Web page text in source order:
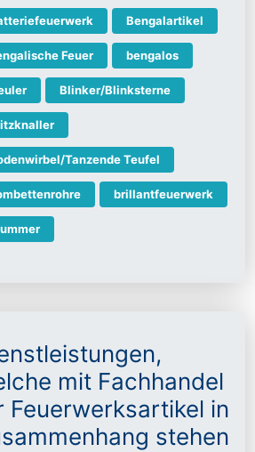
Bengalartikel
Feuer bengalos
Blinker/Blinksterne
Tanzende Teufel
brillantfeuerwerk
mit Fachhandel
Feuerwerksartikel in
stehen